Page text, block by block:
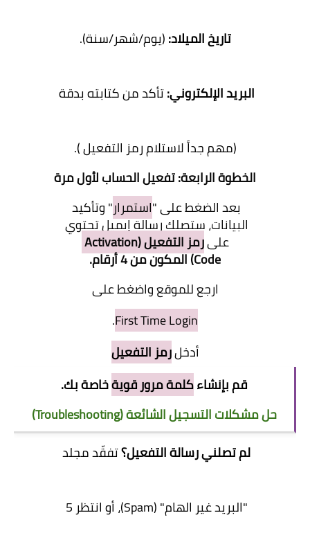
تاريخ الميلاد:(يوم/شهر/سنة).
البريد الإلكتروني:تأكد من كتابته بدقة
(مهم جداً لاستلام رمز التفعيل ).
الخطوة الرابعة: تفعيل الحساب لأول مرة
بعد الضغط على "استمرار" وتأكيد
البيانات، ستصلك رسالة إيميل تحتوي
علىرمز التفعيل (Activation
Code)المكون من 4 أرقام.
ارجع للموقع واضغط على
First Time Login
.
أدخلرمز التفعيل
قم بإنشاءكلمة مرور قويةخاصة بك.
حل مشكلات التسجيل الشائعة (Troubleshooting)
لم تصلني رسالة التفعيل؟تفقّد مجلد
"البريد غير الهام" (Spam)، أو انتظر 5